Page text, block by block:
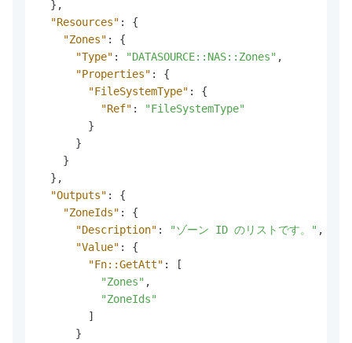
} ,
"Resources" :
{
"Zones" :
{
"Type" : "DATASOURCE::NAS::Zones" ,
"Properties" :
{
"FileSystemType" :
{
"Ref" :
"FileSystemType"
}
}
}
} ,
"Outputs" :
{
"ZoneIds" :
{
"Description" : "ゾーン ID のリストです。" ,
"Value" :
{
"Fn::GetAtt" :
[
"Zones" ,
"ZoneIds"
]
}